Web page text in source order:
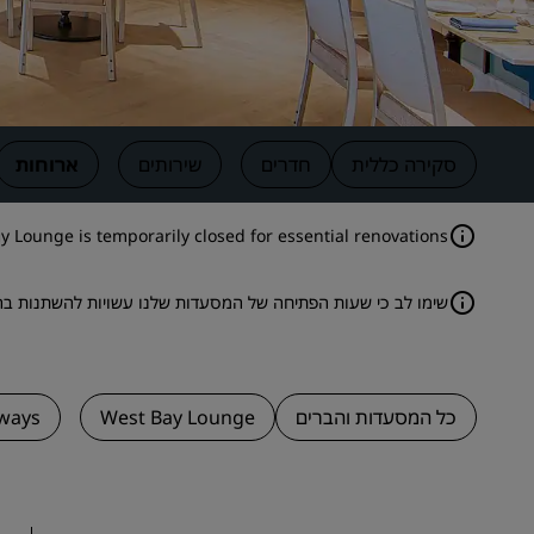
מותגים קשורים בסין
סקירה כללית חדרים שירותים ארוחות
Lounge is temporarily closed for essential renovations.
שימו לב כי שעות הפתיחה של המסעדות שלנו עשויות להשתנות
כל המסעדות והברים West Bay Lounge